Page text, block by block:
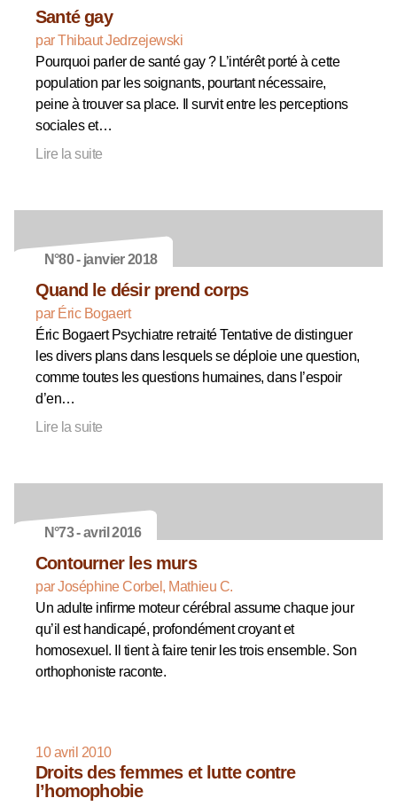
Santé gay
par Thibaut Jedrzejewski
Pourquoi parler de santé gay ? L’intérêt porté à cette
population par les soignants, pourtant nécessaire,
peine à trouver sa place. Il survit entre les perceptions
sociales et…
Lire la suite
N°80 - janvier 2018
Quand le désir prend corps
par Éric Bogaert
Éric Bogaert Psychiatre retraité Tentative de distinguer
les divers plans dans lesquels se déploie une question,
comme toutes les questions humaines, dans l’espoir
d’en…
Lire la suite
N°73 - avril 2016
Contourner les murs
par Joséphine Corbel, Mathieu C.
Un adulte infirme moteur cérébral assume chaque jour
qu’il est handicapé, profondément croyant et
homosexuel. Il tient à faire tenir les trois ensemble. Son
orthophoniste raconte.
10 avril 2010
Droits des femmes et lutte contre
l’homophobie